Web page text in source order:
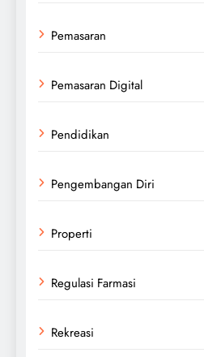
Pemasaran
Pemasaran Digital
Pendidikan
Pengembangan Diri
Properti
Regulasi Farmasi
Rekreasi